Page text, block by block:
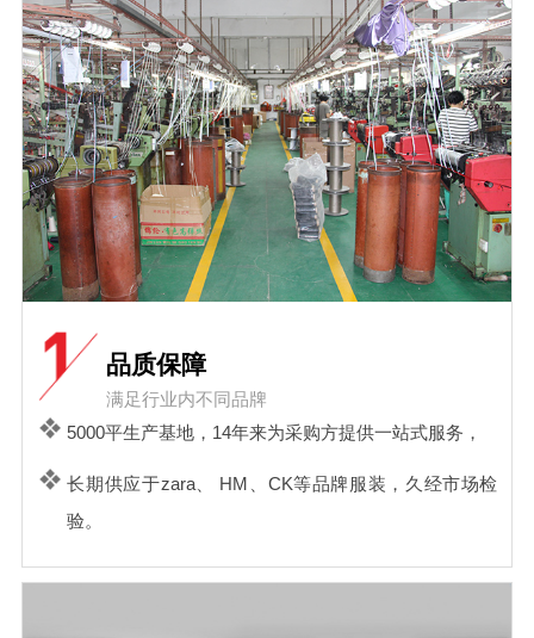
品质保障
满足行业内不同品牌
5000平生产基地，14年来为采购方提供一站式服务，
长期供应于zara、 HM、CK等品牌服装，久经市场检
验。